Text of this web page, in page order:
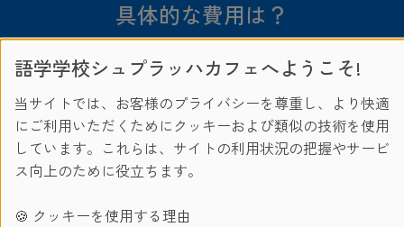
具体的な費用は？
※お申込み時期によりシーズンチャージが発生する場合があ
り、上記金額とは異なる場合がございます。
お気軽に無料見積もり にて金額をお確かめください。
語学学校シュプラッハカフェへようこそ!
当サイトでは、お客様のプライバシーを尊重し、より快適
にご利用いただくためにクッキーおよび類似の技術を使用
しています。これらは、サイトの利用状況の把握やサービ
ス向上のために役立ちます。
🍪 クッキーを使用する理由